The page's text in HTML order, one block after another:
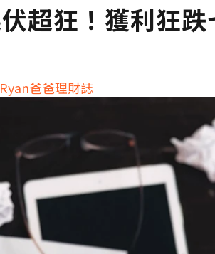
超狂！獲利狂
爸爸理財誌